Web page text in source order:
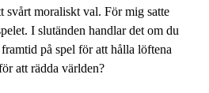
svårt moraliskt val. För mig satte
I slutänden handlar det om du
på spel för att hålla löftena
att rädda världen?